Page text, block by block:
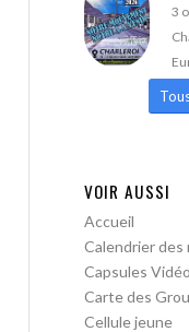
3
VOIR AUSSI
Accueil
Calendrier des
Capsules Vidéo
Carte des
Cellule jeune